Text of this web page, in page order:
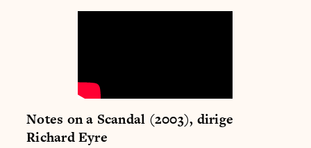
Notes on a Scandal (2003), dirige
Richard Eyre